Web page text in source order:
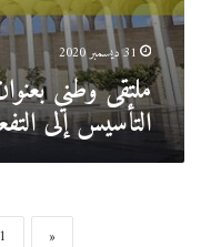
31 ديسمبر 2020
ملتقى وطني
التأسيس إلى
«
1